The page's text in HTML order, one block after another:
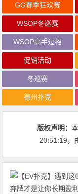
GG春季狂欢赛
WSOP冬巡赛
WSOP高手过招
促销活动
冬巡赛
德州扑克
版权声明：
20:51:19，